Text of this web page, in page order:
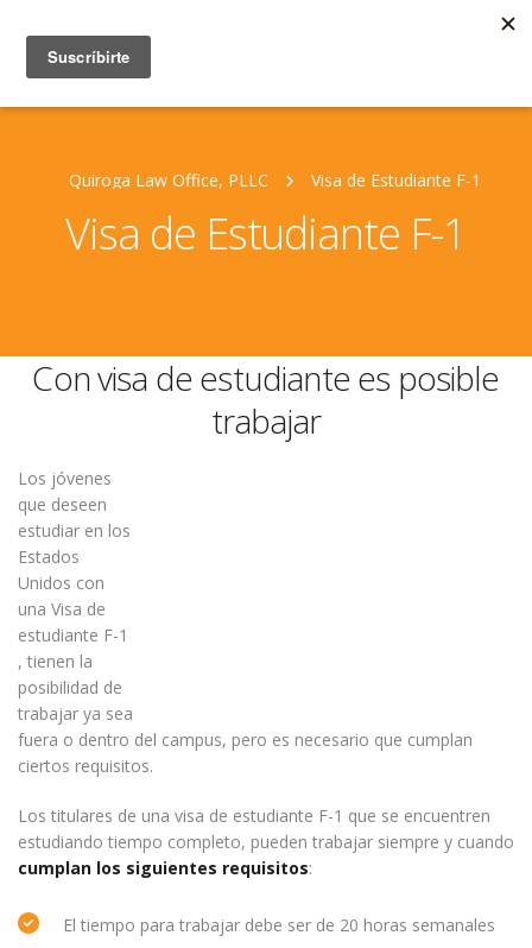
Quiroga Law Office, PLLC Visa de Estudiante F-1
Visa de Estudiante F-1
Con visa de estudiante es posible
trabajar
Los jóvenes
que deseen
estudiar en los
Estados
Unidos con
una Visa de
estudiante F-1
, tienen la
posibilidad de
trabajar ya sea
fuera o dentro del campus, pero es necesario que cumplan
ciertos requisitos.
Los titulares de una visa de estudiante F-1 que se encuentren
estudiando tiempo completo, pueden trabajar siempre y cuando
cumplan los siguientes requisitos:
El tiempo para trabajar debe ser de 20 horas semanales